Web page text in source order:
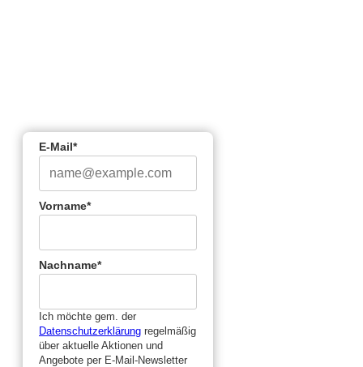
E-Mail*
Vorname*
Nachname*
Ich möchte gem. der
Datenschutzerklärung regelmäßig
über aktuelle Aktionen und
Angebote per E-Mail-Newsletter